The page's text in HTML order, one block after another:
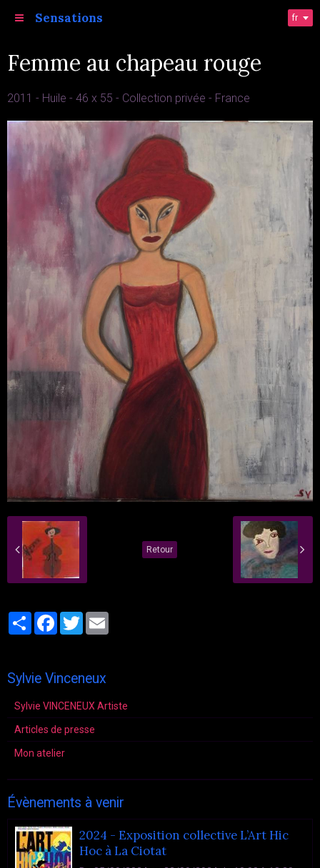
Sensations fr
Femme au chapeau rouge
2011 - Huile - 46 x 55 - Collection privée - France
Retour
PartagerFacebook
Twitter
Sylvie Vinceneux
Sylvie VINCENEUX Artiste
Articles de presse
Mon atelier
Évènements à venir
2024 - Exposition collective L’Art Hic
Hoc à La Ciotat